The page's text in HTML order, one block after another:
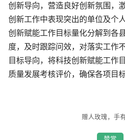
创新导向，营造良好创新氛围，
创新工作中表现突出的单位及个
创新赋能工作目标量化分解到各
度，及时跟踪问效，对落实工作
目标导向，将科技创新赋能工作
质量发展考核评价，确保各项目
赠人玫瑰，手